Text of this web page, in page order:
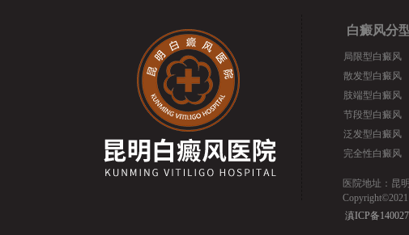
白癜风分
局限型白癜风
散发型白癜风
肢端型白癜风
节段型白癜风
泛发型白癜风
完全性白癜风
医院地址：昆
滇ICP备